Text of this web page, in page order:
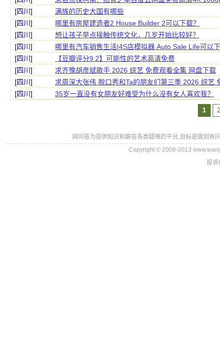
[四川]
满族的历史大国有哪些
[四川]
哪里有房屋建造者2 House Builder 2可以下载？
[四川]
想让孩子早点接触传统文化，几岁开始比较好？
[四川]
哪里有汽车销售生活|4S店模拟器 Auto Sale Life可以
[四川]
【豆瓣评分9.2】可能性的艺术高清免费
[四川]
求齐豫胡彦斌歌手 2026 综艺 免费观看全集 网盘下载
[四川]
求周深大张伟 脱口秀和Ta的朋友们第三季 2026 综艺
[四川]
35岁一直没有女朋友好难受为什么没有女人喜欢我？
1
网问答为提供知识和解答各类疑难的平台,目标是做到有
Copyright © 2008-2013
投诉